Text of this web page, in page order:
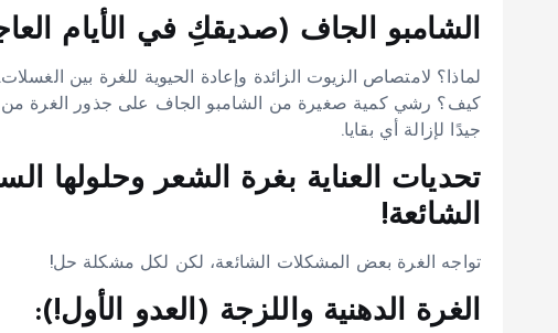
الشامبو الجاف (صديقكِ في الأيام
لماذا؟ لامتصاص الزيوت الزائدة وإعادة الحيوية للغرة بين الغسلات.
كيف؟ رشي كمية صغيرة من الشامبو الجاف على جذور الغرة من
جيدًا لإزالة أي بقايا.
تحديات العناية بغرة الشعر وحلولها
الشائعة!
تواجه الغرة بعض المشكلات الشائعة، لكن لكل مشكلة حل!
الغرة الدهنية واللزجة (العدو الأول!):